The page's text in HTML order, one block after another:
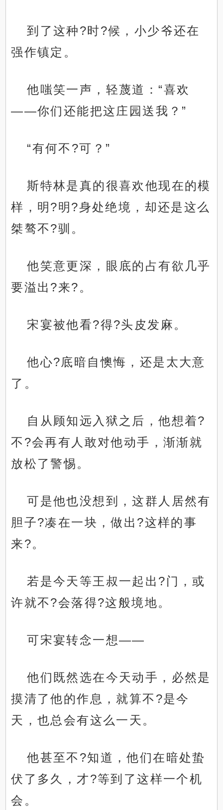
到了这种?时?候，小少爷还在
强作镇定。
他嗤笑一声，轻蔑道：“喜欢
——你们还能把这庄园送我？”
“有何不?可？”
斯特林是真的很喜欢他现在的模
样，明?明?身处绝境，却还是这么
桀骜不?驯。
他笑意更深，眼底的占有欲几乎
要溢出?来?。
宋宴被他看?得?头皮发麻。
他心?底暗自懊悔，还是太大意
了。
自从顾知远入狱之后，他想着?
不?会再有人敢对他动手，渐渐就
放松了警惕。
可是他也没想到，这群人居然有
胆子?凑在一块，做出?这样的事
来?。
若是今天等王叔一起出?门，或
许就不?会落得?这般境地。
可宋宴转念一想——
他们既然选在今天动手，必然是
摸清了他的作息，就算不?是今
天，也总会有这么一天。
他甚至不?知道，他们在暗处蛰
伏了多久，才?等到了这样一个机
会。